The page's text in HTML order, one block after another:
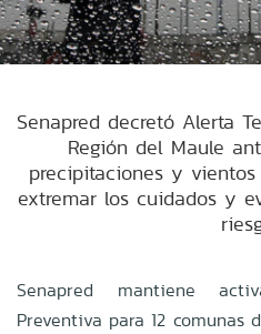
Senapred decretó Alerta
Región del Maule
precipitaciones y
extremar los cuidados y
Senapred mantiene
Preventiva para 12 comunas